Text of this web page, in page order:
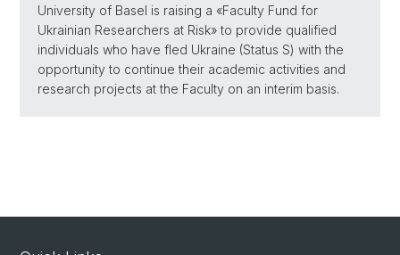
University of Basel is raising a «Faculty Fund for
Ukrainian Researchers at Risk» to provide qualified
individuals who have fled Ukraine (Status S) with the
opportunity to continue their academic activities and
research projects at the Faculty on an interim basis.